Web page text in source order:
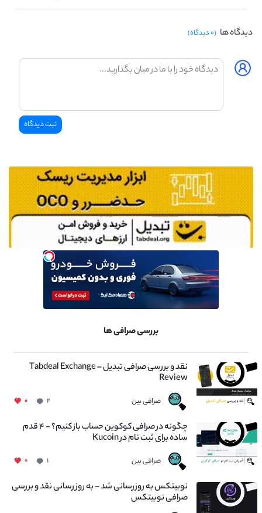
دیدگاه ها (۰ دیدگاه)
بررسی صرافی ها
نقد و بررسی صرافی تبدیل – Tabdeal Exchange
Review
صرافی بین ۲ ۰
چگونه در صرافی کوکوین حساب باز کنیم؟ - ۴ قدم
ساده برای ثبت نام در Kucoin
صرافی بین ۱ ۰
نوبیتکس به روزرسانی شد – به روز رسانی نقد و بررسی
صرافی نوبیتکس